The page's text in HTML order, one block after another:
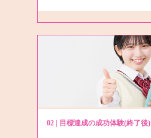
02 | 目標達成の成功体験(終了後)